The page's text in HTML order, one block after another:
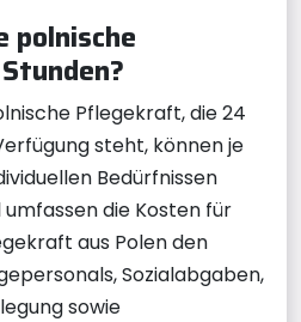
polnische
Pflegekraft, die 24
steht, können je
Bedürfnissen
die Kosten für
aus Polen den
Sozialabgaben,
sowie